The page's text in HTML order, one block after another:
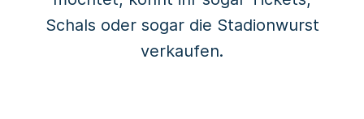
Schals oder sogar die Stadionwurst
verkaufen.